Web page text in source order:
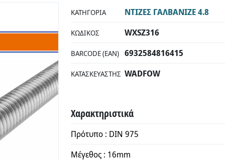
ΚΑΤΗΓΟΡΊΑ ΝΤΙΖΕΣ ΓΑΛΒΑΝΙΖΕ 4.8
ΚΩΔΙΚΌΣ WXSZ316
BARCODE (EAN) 6932584816415
ΚΑΤΑΣΚΕΥΑΣΤΉΣ WADFOW
Χαρακτηριστικά
Πρότυπο : DIN 975
Μέγεθος : 16mm